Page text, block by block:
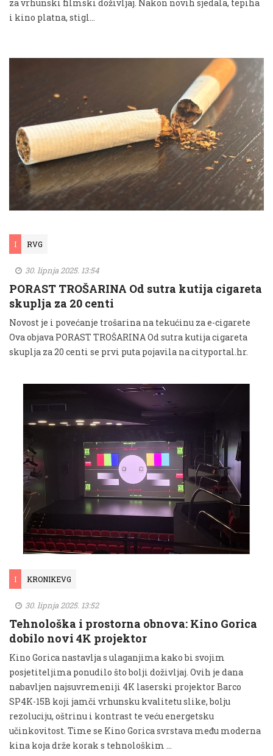
za vrhunski filmski doživljaj. Nakon novih sjedala, tepiha
i kino platna, stigl...
I RVG
30. lipnja 2025. 13:54
PORAST TROŠARINA Od sutra kutija cigareta
skuplja za 20 centi
Novost je i povećanje trošarina na tekućinu za e-cigarete
Ova objava PORAST TROŠARINA Od sutra kutija cigareta
skuplja za 20 centi se prvi puta pojavila na cityportal.hr.
I KRONIKEVG
30. lipnja 2025. 13:52
Tehnološka i prostorna obnova: Kino Gorica
dobilo novi 4K projektor
Kino Gorica nastavlja s ulaganjima kako bi svojim
posjetiteljima ponudilo što bolji doživljaj. Ovih je dana
nabavljen najsuvremeniji 4K laserski projektor Barco
SP4K-15B koji jamči vrhunsku kvalitetu slike, bolju
rezoluciju, oštrinu i kontrast te veću energetsku
učinkovitost. Time se Kino Gorica svrstava među moderna
kina koja drže korak s tehnološkim …